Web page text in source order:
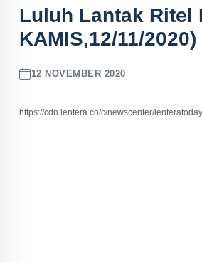
Luluh Lantak Ritel
KAMIS,12/11/2020)
12 NOVEMBER 2020
https://cdn.lentera.co/c/newscenter/